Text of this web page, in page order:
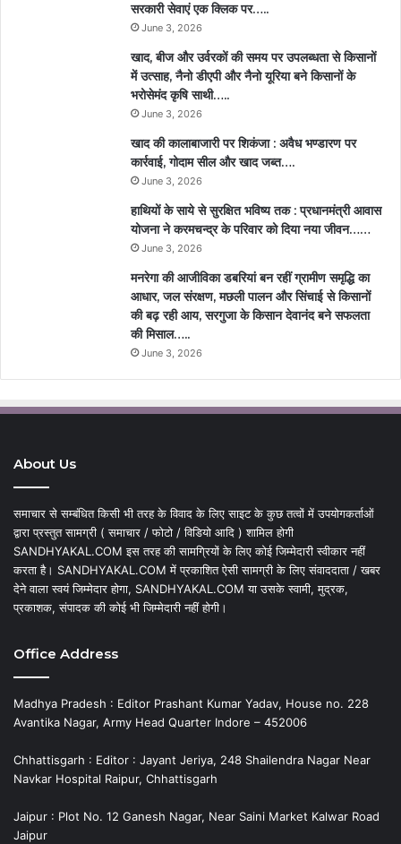
सरकारी सेवाएं एक क्लिक पर…..
June 3, 2026
खाद, बीज और उर्वरकों की समय पर उपलब्धता से किसानों
में उत्साह, नैनो डीएपी और नैनो यूरिया बने किसानों के
भरोसेमंद कृषि साथी…..
June 3, 2026
खाद की कालाबाजारी पर शिकंजा : अवैध भण्डारण पर
कार्रवाई, गोदाम सील और खाद जब्त….
June 3, 2026
हाथियों के साये से सुरक्षित भविष्य तक : प्रधानमंत्री आवास
योजना ने करमचन्द्र के परिवार को दिया नया जीवन……
June 3, 2026
मनरेगा की आजीविका डबरियां बन रहीं ग्रामीण समृद्धि का
आधार, जल संरक्षण, मछली पालन और सिंचाई से किसानों
की बढ़ रही आय, सरगुजा के किसान देवानंद बने सफलता
की मिसाल…..
June 3, 2026
About Us
समाचार से सम्बंधित किसी भी तरह के विवाद के लिए साइट के कुछ तत्वों में उपयोगकर्ताओं
द्वारा प्रस्तुत सामग्री ( समाचार / फोटो / विडियो आदि ) शामिल होगी
SANDHYAKAL.COM इस तरह की सामग्रियों के लिए कोई जिम्मेदारी स्वीकार नहीं
करता है। SANDHYAKAL.COM में प्रकाशित ऐसी सामग्री के लिए संवाददाता / खबर
देने वाला स्वयं जिम्मेदार होगा, SANDHYAKAL.COM या उसके स्वामी, मुद्रक,
प्रकाशक, संपादक की कोई भी जिम्मेदारी नहीं होगी।
Office Address
Madhya Pradesh : Editor Prashant Kumar Yadav, House no. 228
Avantika Nagar, Army Head Quarter Indore – 452006
Chhattisgarh : Editor : Jayant Jeriya, 248 Shailendra Nagar Near
Navkar Hospital Raipur, Chhattisgarh
Jaipur : Plot No. 12 Ganesh Nagar, Near Saini Market Kalwar Road
Jaipur